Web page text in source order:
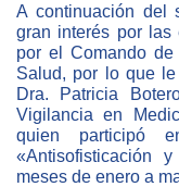
A continuación del
gran interés por las
por el Comando
Salud, por lo que
Dra. Patricia
Vigilancia en
quien participó
«Antisofisticación
meses de enero a